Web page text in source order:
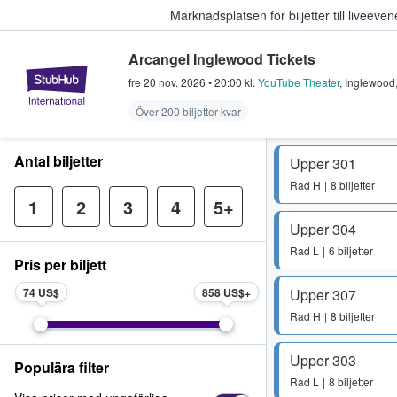
Marknadsplatsen för biljetter till
StubHub – där fans köper och
Arcangel Inglewood Tickets
fre 20 nov. 2026 •20:00 kl. YouTube Theater, Inglewood,
Över 200 biljetter kvar
Upper 301
Rad H 8 biljetter
Upper 304
Rad L 6 biljetter
Upper 307
Rad H 8 biljetter
Upper 303
Rad L 8 biljetter
Antal biljetter
1 2 3 4 5+
Pris per biljett
74 US$ 858 US$
Populära filter